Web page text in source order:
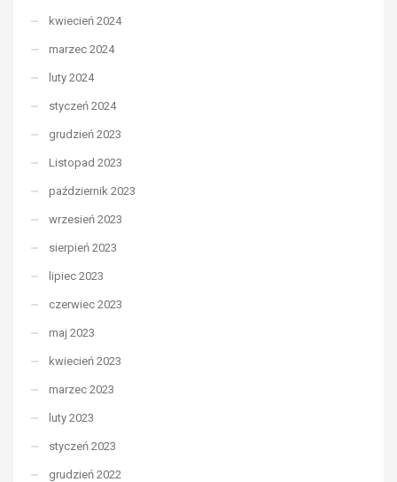
kwiecień 2024
marzec 2024
luty 2024
styczeń 2024
grudzień 2023
Listopad 2023
październik 2023
wrzesień 2023
sierpień 2023
lipiec 2023
czerwiec 2023
maj 2023
kwiecień 2023
marzec 2023
luty 2023
styczeń 2023
grudzień 2022